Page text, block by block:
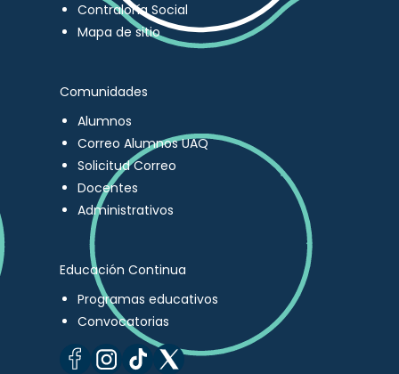
Contraloría Social
Mapa de sitio
Comunidades
Alumnos
Correo Alumnos UAQ
Solicitud Correo
Docentes
Administrativos
Educación Continua
Programas educativos
Convocatorias